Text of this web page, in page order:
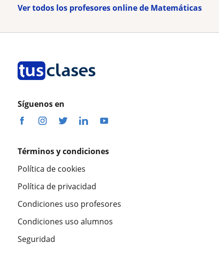
Ver todos los profesores online de Matemáticas
Síguenos en
Términos y condiciones
Política de cookies
Política de privacidad
Condiciones uso profesores
Condiciones uso alumnos
Seguridad